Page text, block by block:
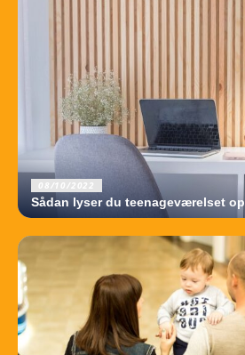
08/10/2022
Sådan lyser du teenageværelset op